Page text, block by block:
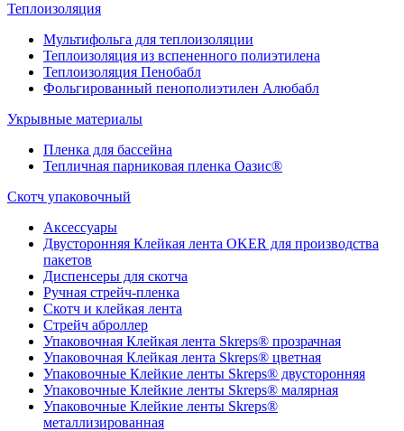
Теплоизоляция
Мультифольга для теплоизоляции
Теплоизоляция из вспененного полиэтилена
Теплоизоляция Пенобабл
Фольгированный пенополиэтилен Алюбабл
Укрывные материалы
Пленка для бассейна
Тепличная парниковая пленка Оазис®
Скотч упаковочный
Аксессуары
Двусторонняя Клейкая лента OKER для производства
пакетов
Диспенсеры для скотча
Ручная стрейч-пленка
Скотч и клейкая лента
Стрейч аброллер
Упаковочная Клейкая лента Skreps® прозрачная
Упаковочная Клейкая лента Skreps® цветная
Упаковочные Клейкие ленты Skreps® двусторонняя
Упаковочные Клейкие ленты Skreps® малярная
Упаковочные Клейкие ленты Skreps®
металлизированная